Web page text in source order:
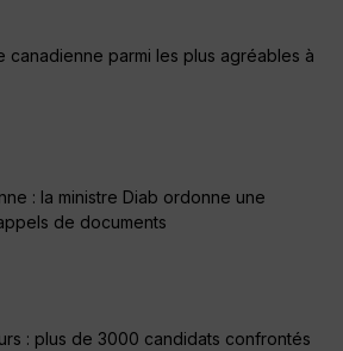
canadienne parmi les plus agréables à
: la ministre Diab ordonne une
de documents
: plus de 3000 candidats confrontés